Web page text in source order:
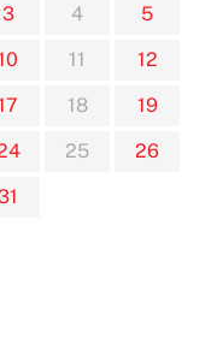
3 4
5
11
12
18
19
25
26
31